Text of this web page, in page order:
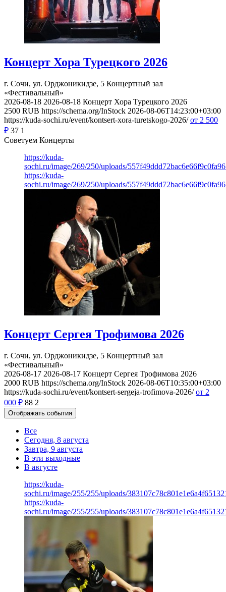
Концерт Хора Турецкого 2026
г. Сочи, ул. Орджоникидзе, 5 Концертный зал
«Фестивальный»
2026-08-18 2026-08-18 Концерт Хора Турецкого 2026
2500 RUB https://schema.org/InStock 2026-08-06T14:23:00+03:00
https://kuda-sochi.ru/event/kontsert-xora-turetskogo-2026/ от 2 500
₽ 37 1
Советуем Концерты
https://kuda-
sochi.ru/image/269/250/uploads/
https://kuda-
sochi.ru/image/269/250/uploads/
Концерт Сергея Трофимова 2026
г. Сочи, ул. Орджоникидзе, 5 Концертный зал
«Фестивальный»
2026-08-17 2026-08-17 Концерт Сергея Трофимова 2026
2000 RUB https://schema.org/InStock 2026-08-06T10:35:00+03:00
https://kuda-sochi.ru/event/kontsert-sergeja-trofimova-2026/ от 2
000 ₽ 88 2
Отображать события
Все
Сегодня, 8 августа
Завтра, 9 августа
В эти выходные
В августе
https://kuda-
sochi.ru/image/255/255/uploads/
https://kuda-
sochi.ru/image/255/255/uploads/